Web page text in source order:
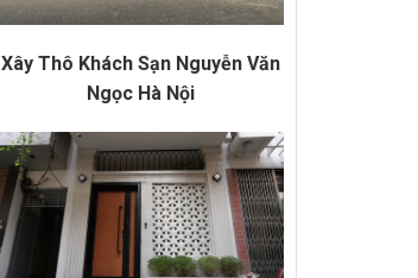
Xây Thô Khách Sạn Nguyễn Văn
Ngọc Hà Nội